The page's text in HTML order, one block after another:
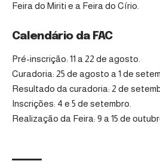
Feira do Miriti e a Feira do Círio.
Calendário da FAC
Pré-inscrição: 11 a 22 de agosto.
Curadoria: 25 de agosto a 1 de
Resultado da curadoria: 2 de
Inscrições: 4 e 5 de setembro.
Realização da Feira: 9 a 15 de